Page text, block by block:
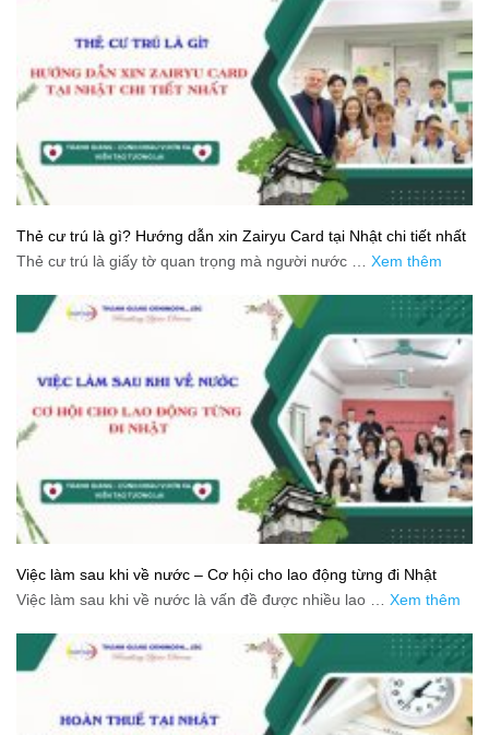
Thẻ cư trú là gì? Hướng dẫn xin Zairyu Card tại Nhật chi tiết nhất
Thẻ cư trú là giấy tờ quan trọng mà người nước … Xem thêm
Việc làm sau khi về nước – Cơ hội cho lao động từng đi Nhật
Việc làm sau khi về nước là vấn đề được nhiều lao … Xem thêm